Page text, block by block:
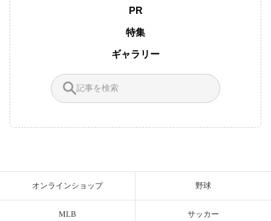
PR
特集
ギャラリー
オンラインショップ 野球
MLB サッカー